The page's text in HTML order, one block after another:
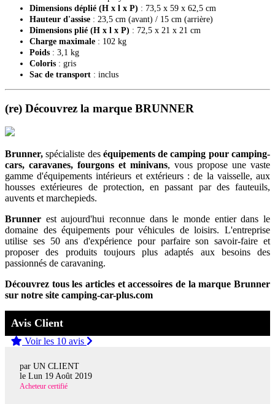
Dimensions déplié (H x l x P) : 73,5 x 59 x 62,5 cm
Hauteur d'assise : 23,5 cm (avant) / 15 cm (arrière)
Dimensions plié (H x l x P) : 72,5 x 21 x 21 cm
Charge maximale : 102 kg
Poids : 3,1 kg
Coloris : gris
Sac de transport : inclus
(re) Découvrez la marque BRUNNER
Brunner, spécialiste des équipements de camping pour camping-
cars, caravanes, fourgons et minivans, vous propose une vaste
gamme d'équipements intérieurs et extérieurs : de la vaisselle, aux
housses extérieures de protection, en passant par des fauteuils,
auvents et marchepieds.
Brunner est aujourd'hui reconnue dans le monde entier dans le
domaine des équipements pour véhicules de loisirs. L'entreprise
utilise ses 50 ans d'expérience pour parfaire son savoir-faire et
proposer des produits toujours plus adaptés aux besoins des
passionnés de caravaning.
Découvrez tous les articles et accessoires de la marque Brunner
sur notre site camping-car-plus.com
Avis Client
Voir les 10 avis
par UN CLIENT
le Lun 19 Août 2019
Acheteur certifié